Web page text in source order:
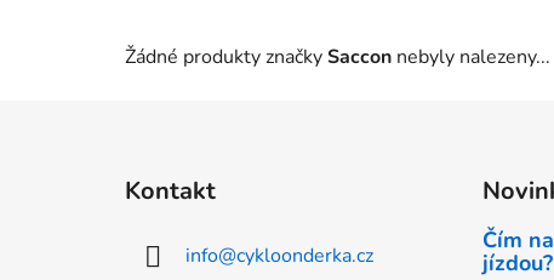
Žádné produkty značkySaccon nebyly nalezeny...
Kontakt
info@cykloonderka.cz
Čím
jízdou?